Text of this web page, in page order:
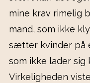
mine krav rimelig
mand, som ikke
sætter kvinder på
som ikke lader sig
Virkeligheden